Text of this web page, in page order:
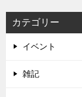
カテゴリー
イベント
雑記